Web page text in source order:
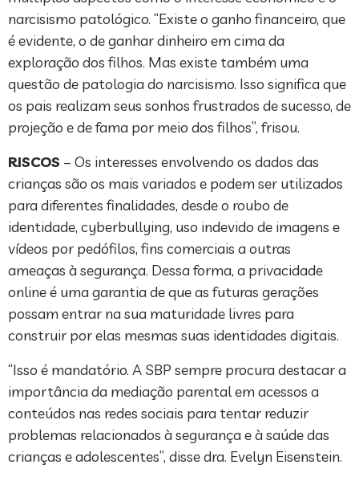
narcisismo patológico. “Existe o ganho financeiro, que
é evidente, o de ganhar dinheiro em cima da
exploração dos filhos. Mas existe também uma
questão de patologia do narcisismo. Isso significa que
os pais realizam seus sonhos frustrados de sucesso, de
projeção e de fama por meio dos filhos”, frisou.
RISCOS – Os interesses envolvendo os dados das
crianças são os mais variados e podem ser utilizados
para diferentes finalidades, desde o roubo de
identidade, cyberbullying, uso indevido de imagens e
vídeos por pedófilos, fins comerciais a outras
ameaças à segurança. Dessa forma, a privacidade
online é uma garantia de que as futuras gerações
possam entrar na sua maturidade livres para
construir por elas mesmas suas identidades digitais.
“Isso é mandatório. A SBP sempre procura destacar a
importância da mediação parental em acessos a
conteúdos nas redes sociais para tentar reduzir
problemas relacionados à segurança e à saúde das
crianças e adolescentes”, disse dra. Evelyn Eisenstein.